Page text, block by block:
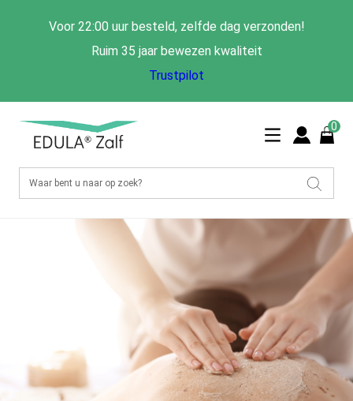
Voor 22:00 uur besteld, zelfde dag verzonden!
Ruim 35 jaar bewezen kwaliteit
Trustpilot
0